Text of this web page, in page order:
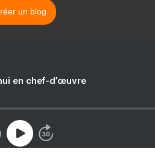
un blog
en chef-d’œuvre